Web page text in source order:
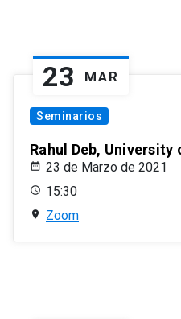
23 MAR
Seminarios
Rahul Deb, University
23 de Marzo de 2021
15:30
Zoom